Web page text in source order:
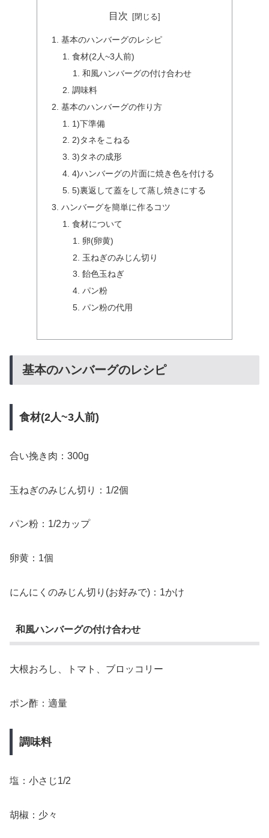
目次
基本のハンバーグのレシピ
食材(2人~3人前)
和風ハンバーグの付け合わせ
調味料
基本のハンバーグの作り方
1)下準備
2)タネをこねる
3)タネの成形
4)ハンバーグの片面に焼き色を付ける
5)裏返して蓋をして蒸し焼きにする
ハンバーグを簡単に作るコツ
食材について
卵(卵黄)
玉ねぎのみじん切り
飴色玉ねぎ
パン粉
パン粉の代用
基本のハンバーグのレシピ
食材(2人~3人前)
合い挽き肉：300g
玉ねぎのみじん切り：1/2個
パン粉：1/2カップ
卵黄：1個
にんにくのみじん切り(お好みで)：1かけ
和風ハンバーグの付け合わせ
大根おろし、トマト、ブロッコリー
ポン酢：適量
調味料
塩：小さじ1/2
胡椒：少々